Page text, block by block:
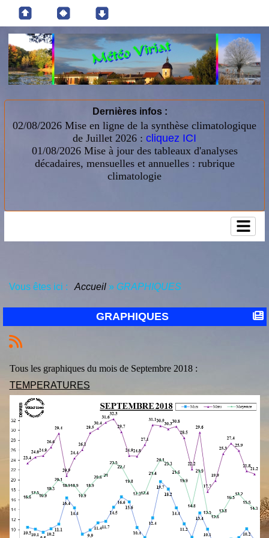
Dernières infos :
02/08/2026 Mise en ligne de la synthèse climatologique
de Juillet 2026 : cliquez ICI
01/08/2026 Mise à jour des tableaux d'analyses
décadaires, mensuelles et annuelles : rubrique
climatologie
Vous êtes ici : Accueil » GRAPHIQUES
GRAPHIQUES
Tous les graphiques du mois de Septembre 2018 :
TEMPERATURES